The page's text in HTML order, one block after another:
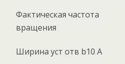
Фактическая частота
вращения
Ширина уст отв b10 А